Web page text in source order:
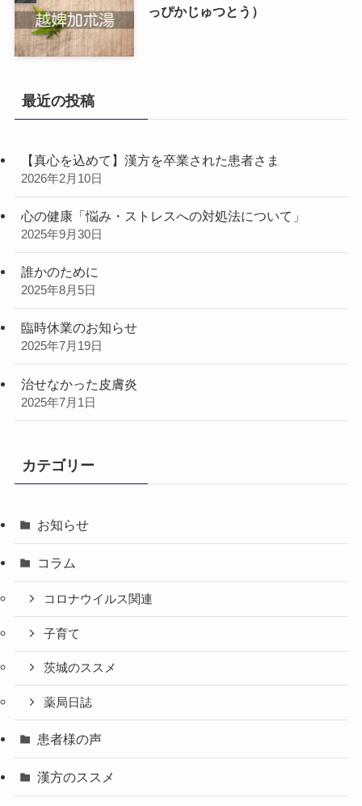
っぴかじゅつとう）
最近の投稿
【真心を込めて】漢方を卒業された患者さま
2026年2月10日
心の健康「悩み・ストレスへの対処法について」
2025年9月30日
誰かのために
2025年8月5日
臨時休業のお知らせ
2025年7月19日
治せなかった皮膚炎
2025年7月1日
カテゴリー
お知らせ
コラム
コロナウイルス関連
子育て
茨城のススメ
薬局日誌
患者様の声
漢方のススメ